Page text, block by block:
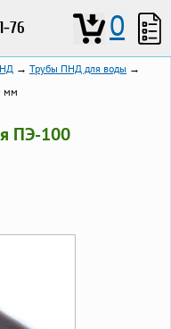
76 0
→ Трубы ПНД для воды →
мм
ПЭ-100